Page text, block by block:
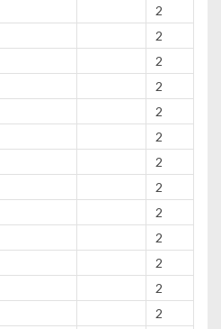
2
2
2
2
2
2
2
2
2
2
2
2
2